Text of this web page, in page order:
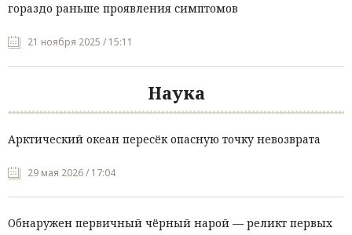
гораздо раньше проявления симптомов
21 ноября 2025 / 15:11
Наука
Арктический океан пересёк опасную точку невозврата
29 мая 2026 / 17:04
Обнаружен первичный чёрный нарой — реликт первых